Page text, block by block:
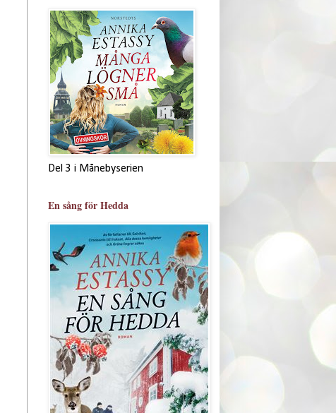
Del 3 i Månebyserien
En sång för Hedda